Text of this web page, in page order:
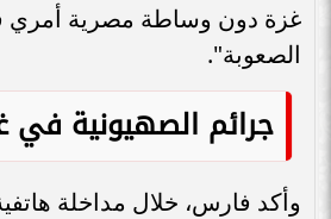
غزة دون وساطة مصرية أمري
الصعوبة".
جرائم الصهيونية في
وأكد فارس، خلال مداخلة